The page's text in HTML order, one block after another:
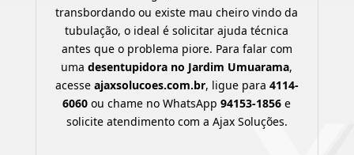
transbordando ou existe mau cheiro vindo da
tubulação, o ideal é solicitar ajuda técnica
antes que o problema piore. Para falar com
umadesentupidora no Jardim Umuarama,
acesse ajaxsolucoes.com.br, ligue para 4114-
6060 ou chame no WhatsApp94153-1856 e
solicite atendimento com a Ajax Soluções.